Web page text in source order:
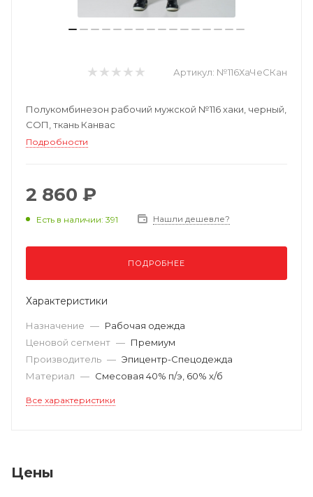
Артикул: №116ХаЧеСКан
Полукомбинезон рабочий мужской №116 хаки, черный,
СОП, ткань Канвас
Подробности
2 860 ₽
Есть в наличии: 391 Нашли дешевле?
ПОДРОБНЕЕ
Характеристики
Назначение — Рабочая одежда
Ценовой сегмент — Премиум
Производитель — Эпицентр-Спецодежда
Материал — Смесовая 40% п/э, 60% х/б
Все характеристики
Цены